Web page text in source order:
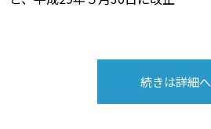
続きは詳細へ